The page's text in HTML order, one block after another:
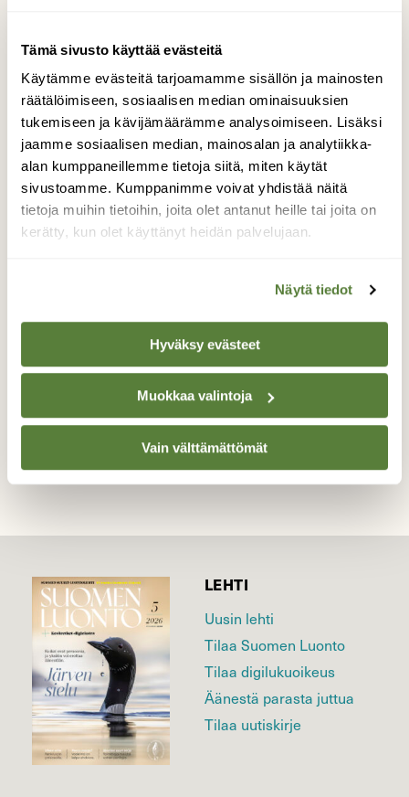
Tämä sivusto käyttää evästeitä
Käytämme evästeitä tarjoamamme sisällön ja mainosten
räätälöimiseen, sosiaalisen median ominaisuuksien
tukemiseen ja kävijämäärämme analysoimiseen. Lisäksi
jaamme sosiaalisen median, mainosalan ja analytiikka-
alan kumppaneillemme tietoja siitä, miten käytät
sivustoamme. Kumppanimme voivat yhdistää näitä
tietoja muihin tietoihin, joita olet antanut heille tai joita on
kerätty, kun olet käyttänyt heidän palvelujaan.
Näytä tiedot
Hyväksy evästeet
Muokkaa valintoja
Vain välttämättömät
Marjojen kimpussa monin
päin
TAKAISIN LISTAAN
LEHTI
Uusin lehti
Tilaa Suomen Luonto
Tilaa digilukuoikeus
Äänestä parasta juttua
Tilaa uutiskirje